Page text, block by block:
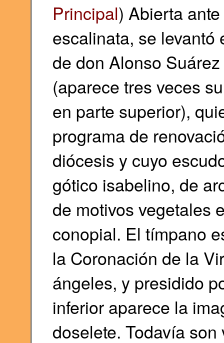
Principal) Abierta
escalinata, se levantó
de don Alonso
(aparece tres veces
en parte superior),
programa de
diócesis y cuyo
gótico isabelino, de
de motivos vegetales
conopial. El tímpano
la Coronación de la
ángeles, y presidido
inferior aparece la
doselete. Todavía